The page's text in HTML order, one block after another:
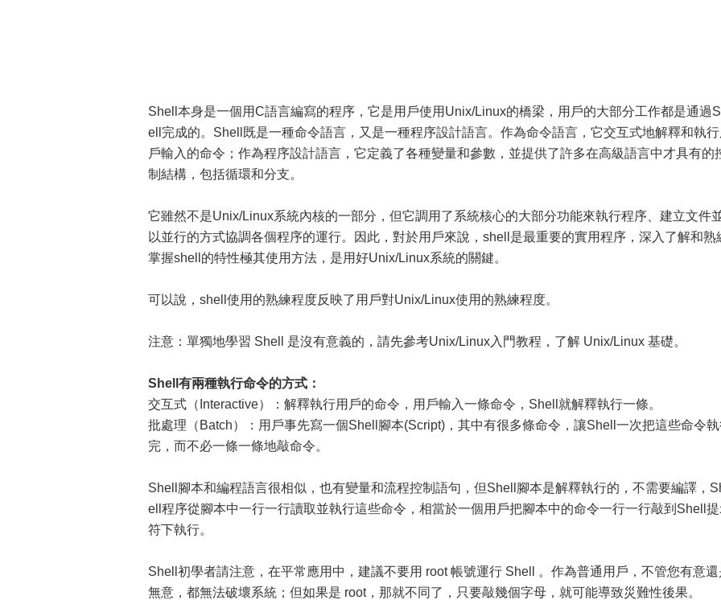
Shell本身是一個用C語言編寫的程序，它是用戶使用Unix/Linux的橋梁，用戶的大部分工作都是通過
ell完成的。Shell既是一種命令語言，又是一種程序設計語言。作為命令語言，它交互式地解釋和執行
戶輸入的命令；作為程序設計語言，它定義了各種變量和參數，並提供了許多在高級語言中才具有的
制結構，包括循環和分支。
它雖然不是Unix/Linux系統內核的一部分，但它調用了系統核心的大部分功能來執行程序、建立文件
以並行的方式協調各個程序的運行。因此，對於用戶來說，shell是最重要的實用程序，深入了解和熟
掌握shell的特性極其使用方法，是用好Unix/Linux系統的關鍵。
可以說，shell使用的熟練程度反映了用戶對Unix/Linux使用的熟練程度。
注意：單獨地學習 Shell 是沒有意義的，請先參考Unix/Linux入門教程，了解 Unix/Linux 基礎。
Shell有兩種執行命令的方式：
交互式（Interactive）：解釋執行用戶的命令，用戶輸入一條命令，Shell就解釋執行一條。
批處理（Batch）：用戶事先寫一個Shell腳本(Script)，其中有很多條命令，讓Shell一次把這些命令
完，而不必一條一條地敲命令。
Shell腳本和編程語言很相似，也有變量和流程控制語句，但Shell腳本是解釋執行的，不需要編譯，
ell程序從腳本中一行一行讀取並執行這些命令，相當於一個用戶把腳本中的命令一行一行敲到Shell
符下執行。
Shell初學者請注意，在平常應用中，建議不要用 root 帳號運行 Shell 。作為普通用戶，不管您有意還
無意，都無法破壞系統；但如果是 root，那就不同了，只要敲幾個字母，就可能導致災難性後果。